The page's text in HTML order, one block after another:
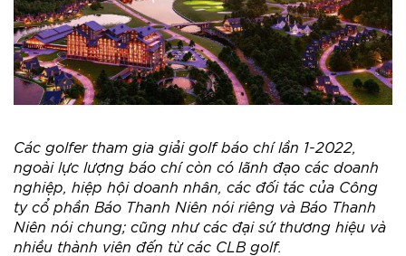
Các golfer tham gia giải golf báo chí lần 1-2022,
ngoài lực lượng báo chí còn có lãnh đạo các doanh
nghiệp, hiệp hội doanh nhân, các đối tác của Công
ty cổ phần Báo Thanh Niên nói riêng và Báo Thanh
Niên nói chung; cũng như các đại sứ thương hiệu và
nhiều thành viên đến từ các CLB golf.